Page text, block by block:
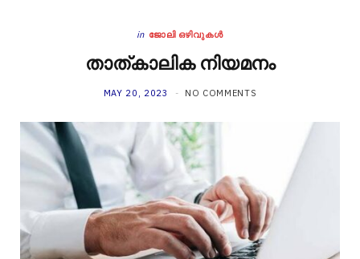
in ജോലി ഒഴിവുകൾ
താത്കാലിക നിയമനം
MAY 20, 2023 NO COMMENTS